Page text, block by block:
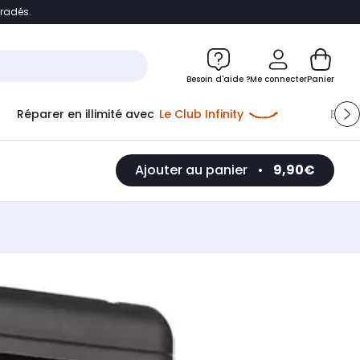
Accéder directement au chatbot
Besoin d'aide ?Me connecter
Me connecter
Nouveau client Créer mon compte
ou me connecter avec
Panier
Réparer en illimité avec Le Club Infinity
Ajouter au panier • 9,90€